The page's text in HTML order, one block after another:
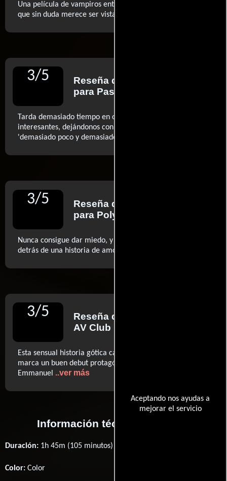
Aceptando nos ayudas a
mejorar el servicio
Una película de vampiros entretenida, potente y diferente
que sin duda merece ser vista (...)
3/5 Reseña de
para Paste Magazine
Tarda demasiado tiempo en ofrecer sus ideas más
interesantes, dejándonos con la típica sensación de
'demasiado poco y demasiado tarde'
3/5 Reseña de
para Polygon
Nunca consigue dar miedo, y esconde a sus vampiros
detrás de una historia de amor sin vida
3/5 Reseña de
AV Club
Esta sensual historia gótica carece de mordedura, pero
marca un buen debut protagónico para Nathalie
Emmanuel ..ver más
Información técnica y general
Duración: 1h 45m (105 minutos) .
Color: Color